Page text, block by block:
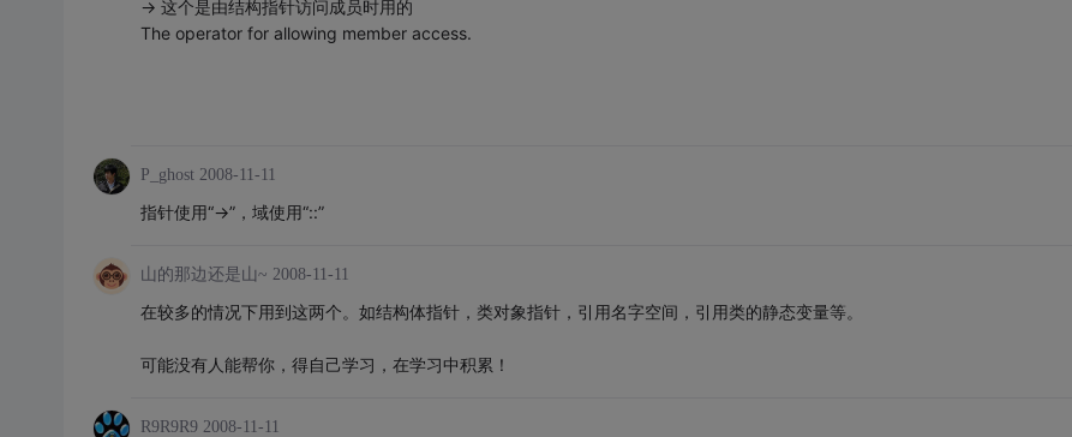
-> 这个是由结构指针访问成员时用的
The operator for allowing member access.
P_ghost 2008-11-11
指针使用“->”，域使用“::”
山的那边还是山~ 2008-11-11
在较多的情况下用到这两个。如结构体指针，类对象指针，引用名字空间，引用类的静态变量等。
可能没有人能帮你，得自己学习，在学习中积累！
R9R9R9 2008-11-11